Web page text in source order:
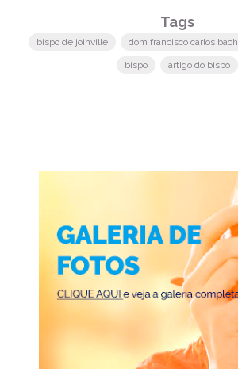
Tags
bispo de joinville dom francisco carlos bach
bispo artigo do bispo